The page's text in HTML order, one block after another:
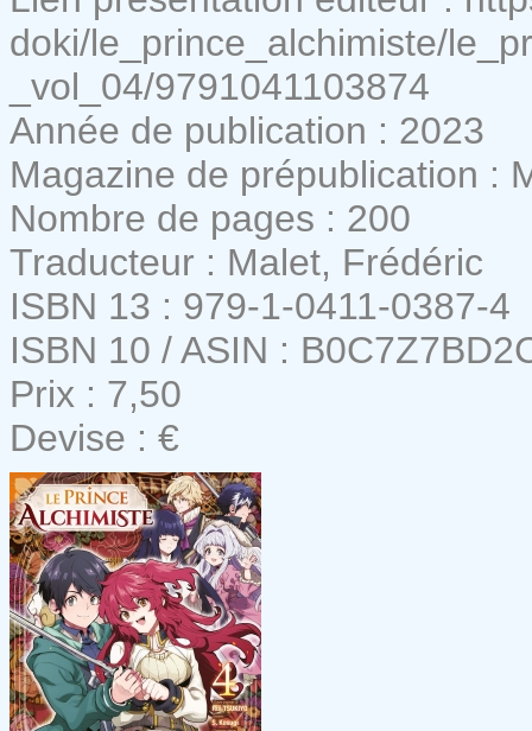
doki/le_prince_alchimiste/
_vol_04/9791041103874
Année de publication : 2023
Magazine de prépublication :
Nombre de pages : 200
Traducteur : Malet, Frédéric
ISBN 13 : 979-1-0411-0387-4
ISBN 10 / ASIN :
Prix : 7,50
Devise : €